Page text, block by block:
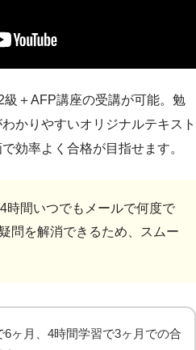
＋AFP講座の受講が可能。勉
かりやすいオリジナルテキスト
効率よく合格が目指せます。
時間いつでもメールで何度で
問を解消できるため、スムー
6ヶ月、4時間学習で3ヶ月での合